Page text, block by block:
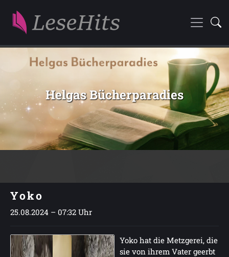
Helgas Bücherparadies
Yoko
25.08.2024 – 07:32 Uhr
Yoko hat die Metzgerei, die
sie von ihrem Vater geerbt